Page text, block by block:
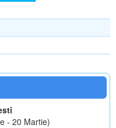
- 20 Martie)